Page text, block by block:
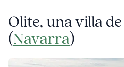
Olite, una villa
(Navarra)